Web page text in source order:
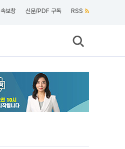
속보창 신문/PDF 구독 RSS